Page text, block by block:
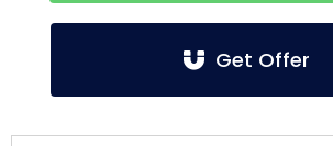
Get Offer